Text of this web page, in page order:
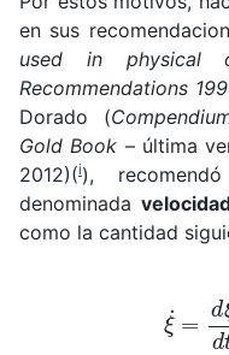
en sus
used in physical
Recommendations
Dorado (
Gold Book – última
2012)(i),
denominada
como la cantidad
dξ